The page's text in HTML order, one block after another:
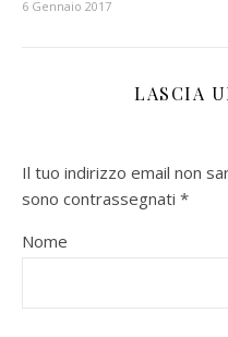
6 Gennaio 2017
LASCIA
Il tuo indirizzo email non
sono contrassegnati *
Nome